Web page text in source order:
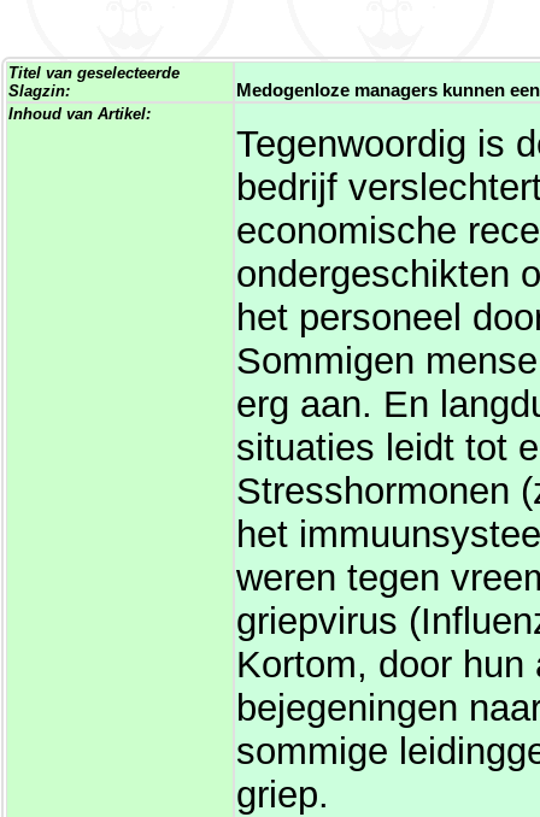
Titel van geselecteerde
Slagzin:
Medogenloze managers kunnen
Inhoud van Artikel:
Tegenwoordig is
bedrijf
economische
ondergeschikten
het personeel
Sommigen
erg aan. En
situaties leidt tot
Stresshormonen
het
weren tegen
griepvirus
Kortom, door
bejegeningen
sommige
griep.